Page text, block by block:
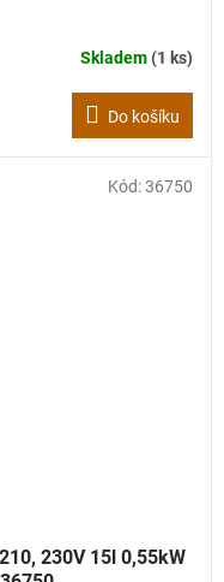
Skladem(1 ks)
Do košíku
230V 15l 0,55kW
Kód:36750